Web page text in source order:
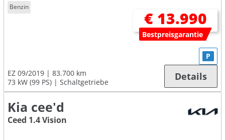
Benzin
€ 13.990
Bestpreisgarantie
EZ 09/2019
83.700 km
73 kW (99 PS)
Schaltgetriebe
P
Details
Kia cee'd
Ceed 1.4 Vision